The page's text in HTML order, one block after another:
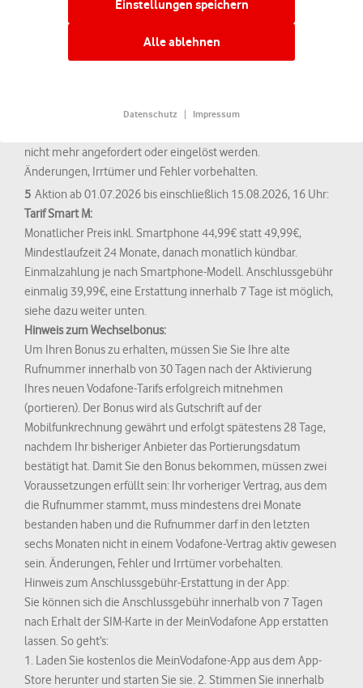
(Verkehrsdatum) über die wir einen Abgleich mit den in Ihrem
Kundenkonto hinterlegten Vertragsdaten herstellen.
durch Dienstleister in den USA oder anderen, außerhalb der
MitAlle akzeptierenerteilen Sie Ihre Einwilligung zu allen
Cookies und der damit verbundenen Datenverarbeitung. MitAlle
ablehnenakzeptieren Sie nur technisch notwendige Cookies, die
sicherstellen, dass Sie alle Funktionen der Seite richtig nutzen
können.
Weitere Informationen zur Datenverarbeitung auf unseren
Seiten und zu unseren Partnern finden Sie in den
DatenschutzhinweisenÖffnet einen neuen Tab.
.
Alle ablehnen
Einstellungen speichern
Datenschutz Impressum
Beachten Sie bitte, dass der Amazon-Gutschein nicht auf Ihrer
Zeitpunkt der Verfügbarkeit ist der Gutschein weitere 4 Monate
nicht mehr angefordert oder eingelöst werden.
Änderungen, Irrtümer und Fehler vorbehalten.
5 Aktion ab 01.07.2026 bis einschließlich 15.08.2026, 16 Uhr:
Tarif Smart M:
Monatlicher Preis inkl. Smartphone 44,99€ statt 49,99€,
Mindestlaufzeit 24 Monate, danach monatlich kündbar.
Einmalzahlung je nach Smartphone-Modell. Anschlussgebühr
einmalig 39,99€, eine Erstattung innerhalb 7 Tage ist möglich,
siehe dazu weiter unten.
Hinweis zum Wechselbonus:
Um Ihren Bonus zu erhalten, müssen Sie Sie Ihre alte
Rufnummer innerhalb von 30 Tagen nach der Aktivierung
Ihres neuen Vodafone-Tarifs erfolgreich mitnehmen
(portieren). Der Bonus wird als Gutschrift auf der
Mobilfunkrechnung gewährt und erfolgt spätestens 28 Tage,
nachdem Ihr bisheriger Anbieter das Portierungsdatum
bestätigt hat. Damit Sie den Bonus bekommen, müssen zwei
Voraussetzungen erfüllt sein: Ihr vorheriger Vertrag, aus dem
die Rufnummer stammt, muss mindestens drei Monate
bestanden haben und die Rufnummer darf in den letzten
sechs Monaten nicht in einem Vodafone-Vertrag aktiv gewesen
sein. Änderungen, Fehler und Irrtümer vorbehalten.
Hinweis zum Anschlussgebühr-Erstattung in der App:
Sie können sich die Anschlussgebühr innerhalb von 7 Tagen
nach Erhalt der SIM-Karte in der MeinVodafone App erstatten
lassen. So geht’s:
1. Laden Sie kostenlos die MeinVodafone-App aus dem App-
Store herunter und starten Sie sie. 2. Stimmen Sie innerhalb